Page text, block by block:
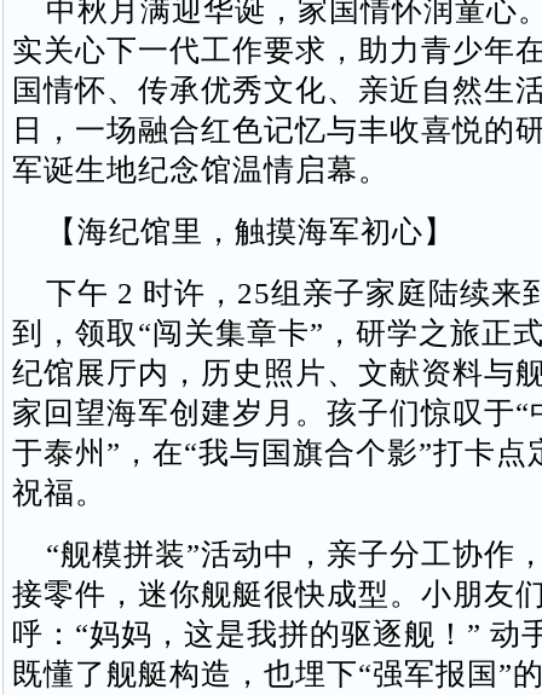
中秋月满迎华诞，家国情怀润童心
实关心下一代工作要求，助力青少年
国情怀、传承优秀文化、亲近自然生
日，一场融合红色记忆与丰收喜悦的
军诞生地纪念馆温情启幕。
【海纪馆里，触摸海军初心】​
下午 2 时许，25组亲子家庭陆续来
到，领取“闯关集章卡”，研学之旅正
纪馆展厅内，历史照片、文献资料与
家回望海军创建岁月。孩子们惊叹于“
于泰州”，在“我与国旗合个影”打卡点
祝福。
“舰模拼装”活动中，亲子分工协作
接零件，迷你舰艇很快成型。小朋友
呼：“妈妈，这是我拼的驱逐舰！” 动
既懂了舰艇构造，也埋下“强军报国”